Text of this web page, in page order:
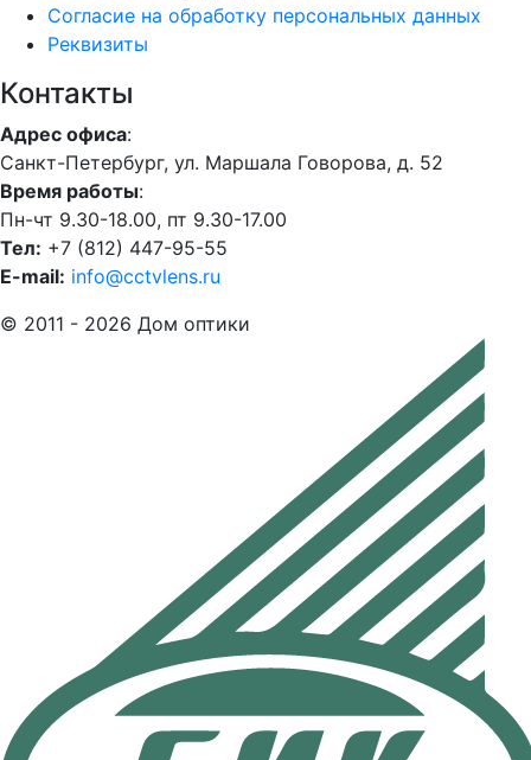
Согласие на обработку персональных данных
Реквизиты
Контакты
Адрес офиса:
Санкт-Петербург, ул. Маршала Говорова, д. 52
Время работы:
Пн-чт 9.30-18.00, пт 9.30-17.00
Тел: +7 (812) 447-95-55
E-mail: info@cctvlens.ru
© 2011 - 2026 Дом оптики